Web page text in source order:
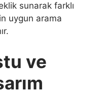
sunarak farklı
uygun arama
ve